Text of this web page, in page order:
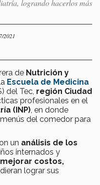
logrando hacerlos más
2021
de Nutrición y
Escuela de Medicina
del Tec, región Ciudad
profesionales en el
(INP) , en donde
del comedor para
un análisis de los
internados y
mejorar costos,
lograr sus